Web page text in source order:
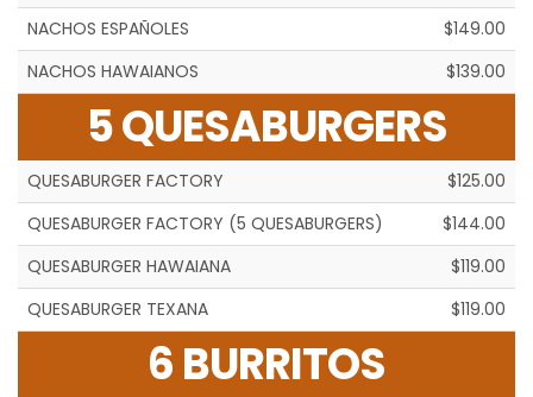
NACHOS ESPAÑOLES
$149.00
NACHOS HAWAIANOS
$139.00
5 QUESABURGERS
QUESABURGER FACTORY
$125.00
QUESABURGER FACTORY (5 QUESABURGERS)
$144.00
QUESABURGER HAWAIANA
$119.00
QUESABURGER TEXANA
$119.00
6 BURRITOS